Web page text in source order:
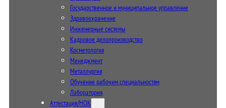
Государственное и муниципальное управление
Здравоохранение
Инженерные системы
Кадровое делопроизводство
Косметология
Менеджмент
Металлургия
Обучение рабочим специальностям
Лаборатория
Аттестация/НОК